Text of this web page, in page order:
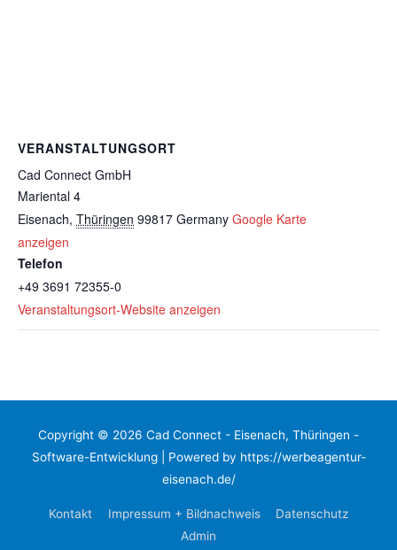
VERANSTALTUNGSORT
Cad Connect GmbH
Mariental 4
Eisenach, Thüringen 99817 Germany Google Karte
anzeigen
Telefon
+49 3691 72355-0
Veranstaltungsort-Website anzeigen
Copyright © 2026 Cad Connect - Eisenach, Thüringen -
Software-Entwicklung| Powered by https://werbeagentur-
eisenach.de/
Kontakt Impressum + Bildnachweis
Datenschutz
Admin